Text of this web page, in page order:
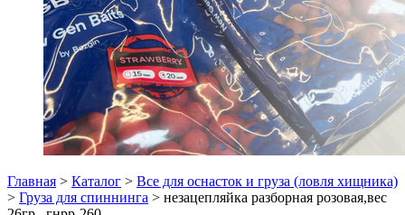
Главная > Каталог > Все для оснасток и груза (ловля хищника)
> Груза для спиннинга > незацепляйка разборная розовая,вес